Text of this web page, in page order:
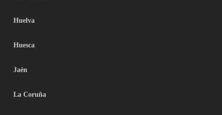
Huelva
Huesca
Jaén
La Coruña